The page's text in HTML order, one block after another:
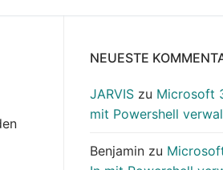
NEUESTE
JARVIS zu Microsoft
mit Powershell
Benjamin zu